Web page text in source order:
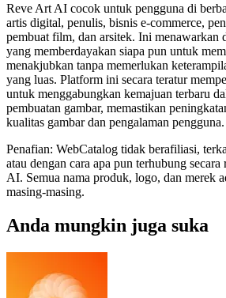
Reve Art AI cocok untuk pengguna di
artis digital, penulis, bisnis e-commerce,
pembuat film, dan arsitek. Ini menawarkan
yang memberdayakan siapa pun untuk
menakjubkan tanpa memerlukan
yang luas. Platform ini secara teratur
untuk menggabungkan kemajuan terbaru
pembuatan gambar, memastikan
kualitas gambar dan pengalaman pengguna.
Penafian: WebCatalog tidak berafiliasi,
atau dengan cara apa pun terhubung
AI. Semua nama produk, logo, dan merek
masing-masing.
Anda mungkin juga suka